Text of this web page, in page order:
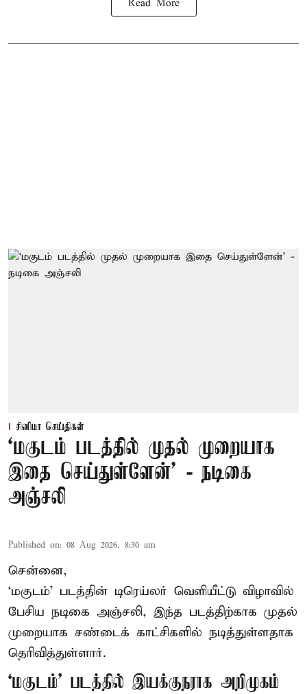
Read More
சினிமா செய்திகள்
‘மகுடம் படத்தில் முதல் முறையாக
இதை செய்துள்ளேன்’ - நடிகை
அஞ்சலி
Published on: 08 Aug 2026, 8:30 am
சென்னை,
‘மகுடம்’ படத்தின் டிரெய்லர் வெளியீட்டு விழாவில்
பேசிய நடிகை அஞ்சலி, இந்த படத்திற்காக முதல்
முறையாக சண்டைக் காட்சிகளில் நடித்துள்ளதாக
தெரிவித்துள்ளார்.
‘மகுடம்’ படத்தில் இயக்குநராக அறிமுகம்